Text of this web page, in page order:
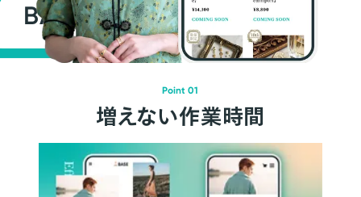
BASEが強い3つの理由
Point 01
増えない作業時間